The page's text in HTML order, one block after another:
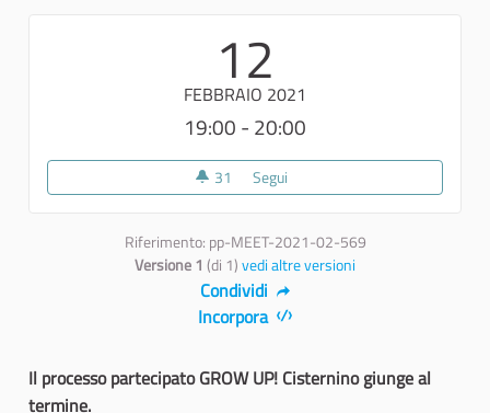
12
FEBBRAIO 2021
19:00 - 20:00
31 31 sostenitori
Segui
Riferimento: pp-MEET-2021-02-569
Versione 1 (di 1)vedi altre versioni
Condividi
Incorpora
Il processo partecipato GROW UP! Cisternino giunge al
termine.